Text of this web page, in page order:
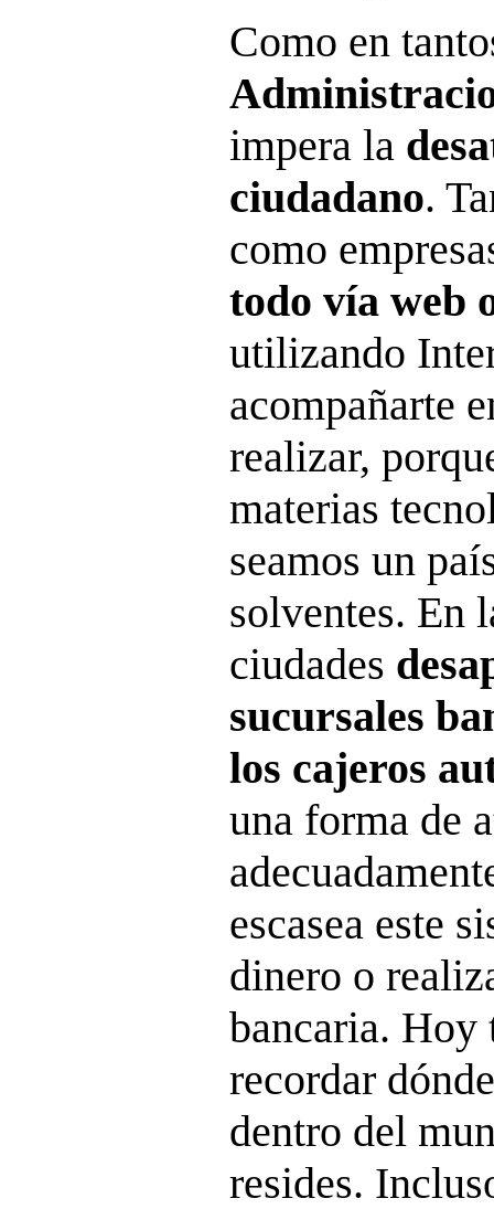
Como en
impera la
ciudadano.
como
todo vía web
utilizando
acompañarte
realizar,
materias
seamos un
solventes. En
ciudades
sucursales
los cajeros
una forma de
escasea este
dinero o
bancaria. Hoy
recordar
dentro del
resides.